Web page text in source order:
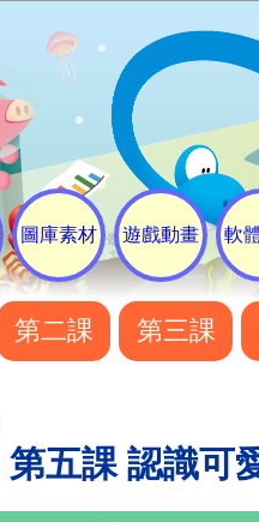
圖庫素材 遊戲動畫 軟
第二課 第三課
第五課 認識可